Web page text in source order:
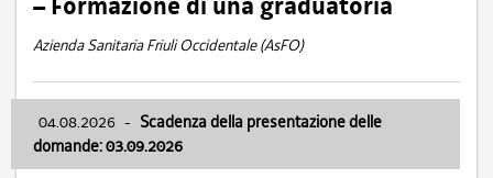
Azienda Sanitaria Friuli Occidentale (AsFO)
04.08.2026 - Scadenza della presentazione delle
domande: 03.09.2026